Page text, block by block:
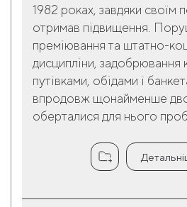
1982 роках, завдяки своїм
отримав підвищення.
преміювання та штатно-
дисципліни, задобрювання
путівками, обідами і
впродовж щонайменше
оберталися для нього